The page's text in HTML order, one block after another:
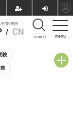
menu
/ CN search
験